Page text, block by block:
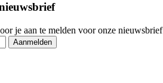
je aan te melden voor onze nieuwsbrief
Aanmelden